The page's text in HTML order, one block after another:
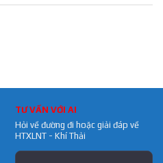
TƯ VẤN VỚI AI
Hỏi về đường đi hoặc giải đáp về
HTXLNT - Khí Thải